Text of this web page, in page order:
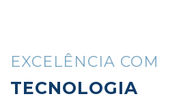
EXCELÊNCIA COM
TECNOLOGIA